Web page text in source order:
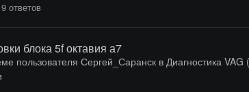
ответов
блока 5f октавия а7
пользователя Сергей_Саранскв Диагностика